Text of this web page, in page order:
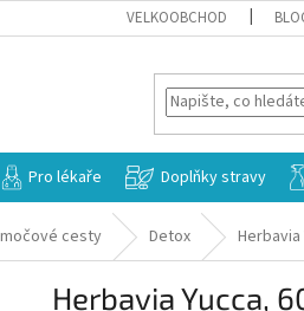
VELKOOBCHOD
Pro lékaře Doplňky stravy
cesty Detox
Herbavia Yucca,